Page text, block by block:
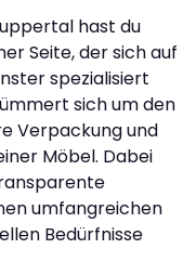
hast du
Seite, der sich auf
spezialisiert
sich um den
Verpackung und
Möbel. Dabei
umfangreichen
Bedürfnisse